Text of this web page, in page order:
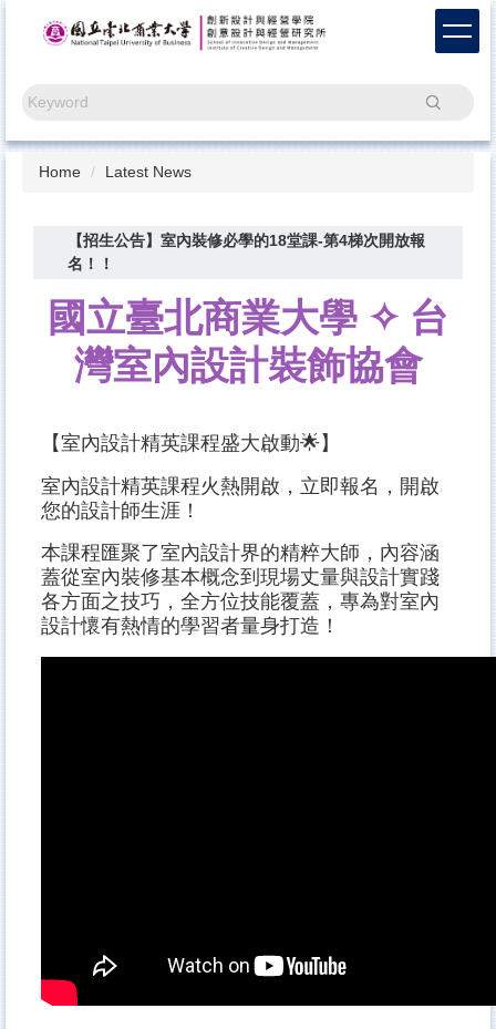
content
Search
Home Latest News
【招生公告】室內裝修必學的18堂課-第4梯次開放報
名！！
國立臺北商業大學 ✧ 台
灣室內設計裝飾協會
【室內設計精英課程盛大啟動🌟】
室內設計精英課程火熱開啟，立即報名，開啟
您的設計師生涯！
本課程匯聚了室內設計界的精粹大師，內容涵
蓋從室內裝修基本概念到現場丈量與設計實踐
各方面之技巧，全方位技能覆蓋，專為對室內
設計懷有熱情的學習者量身打造！